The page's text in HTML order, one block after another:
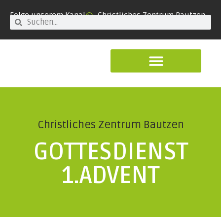
Folge unserem Kanal Christliches Zentrum Bautzen
Christliches Zentrum Bautzen
GOTTESDIENST
1.ADVENT